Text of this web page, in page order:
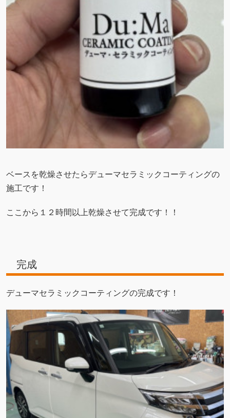
ベースを乾燥させたらデューマセラミックコーティングの
施工です！
ここから１２時間以上乾燥させて完成です！！
完成
デューマセラミックコーティングの完成です！